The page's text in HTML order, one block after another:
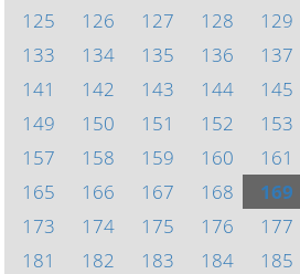
125
126 127 128 129
133
134 135 136 137
141
142 143 144 145
149
150 151 152 153
157
158 159 160 161
165
166 167 168 169
173
174 175 176 177
181
182 183 184 185